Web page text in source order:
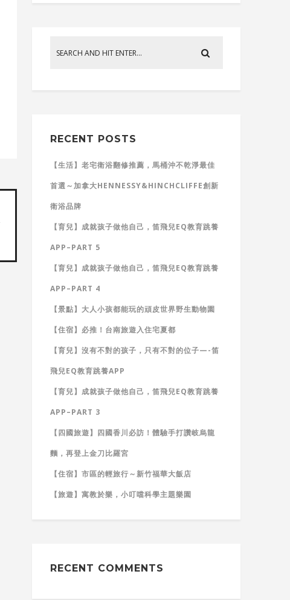
RECENT POSTS
【生活】老宅衛浴翻修推薦，馬桶沖不乾淨最佳
首選～加拿大HENNESSY&HINCHCLIFFE創新
衛浴品牌
【育兒】成就孩子做他自己，笛飛兒EQ教育跳養
APP–PART 5
【育兒】成就孩子做他自己，笛飛兒EQ教育跳養
APP–PART 4
【景點】大人小孩都能玩的頑皮世界野生動物園
【住宿】必推！台南旅遊入住宅夏都
【育兒】沒有不對的孩子，只有不對的位子—-笛
飛兒EQ教育跳養APP
【育兒】成就孩子做他自己，笛飛兒EQ教育跳養
APP–PART 3
【四國旅遊】四國香川必訪！體驗手打讚岐烏龍
麵，再登上金刀比羅宮
【住宿】市區的輕旅行～新竹福華大飯店
【旅遊】寓教於樂，小叮噹科學主題樂園
RECENT COMMENTS